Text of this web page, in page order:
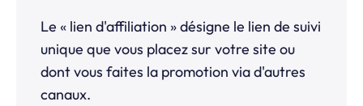
Le « lien d'affiliation » désigne le lien de suivi
unique que vous placez sur votre site ou
dont vous faites la promotion via d'autres
canaux.